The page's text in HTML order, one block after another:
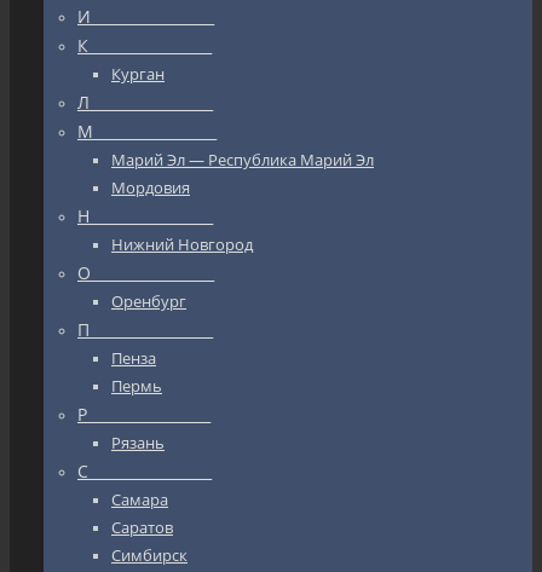
И_________________
К_________________
Курган
Л_________________
М_________________
Марий Эл — Республика Марий Эл
Мордовия
Н_________________
Нижний Новгород
О_________________
Оренбург
П_________________
Пенза
Пермь
Р_________________
Рязань
С_________________
Самара
Саратов
Симбирск